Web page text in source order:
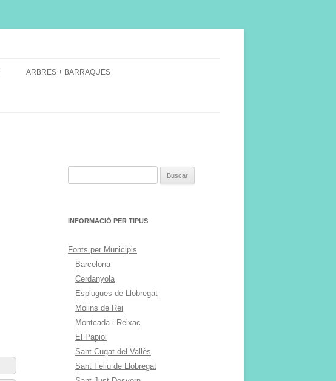
ARBRES + BARRAQUES
INFORMACIÓ PER TIPUS
Fonts per Municipis
Barcelona
Cerdanyola
Esplugues de Llobregat
Molins de Rei
Montcada i Reixac
El Papiol
Sant Cugat del Vallès
Sant Feliu de Llobregat